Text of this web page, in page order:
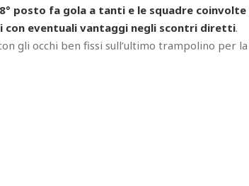
posto fa gola a tanti e le squadre coinvolte
con eventuali vantaggi negli scontri diretti.
gli occhi ben fissi sull’ultimo trampolino per la